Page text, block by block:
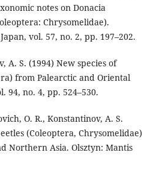
notes on Donacia
Chrysomelidae).
vol. 57, no. 2, pp. 197–202.
A. S. (1994) New species of
from Palearctic and Oriental
94, no. 4, pp. 524–530.
O. R., Konstantinov, A. S.
(Coleoptera, Chrysomelidae)
Northern Asia. Olsztyn: Mantis